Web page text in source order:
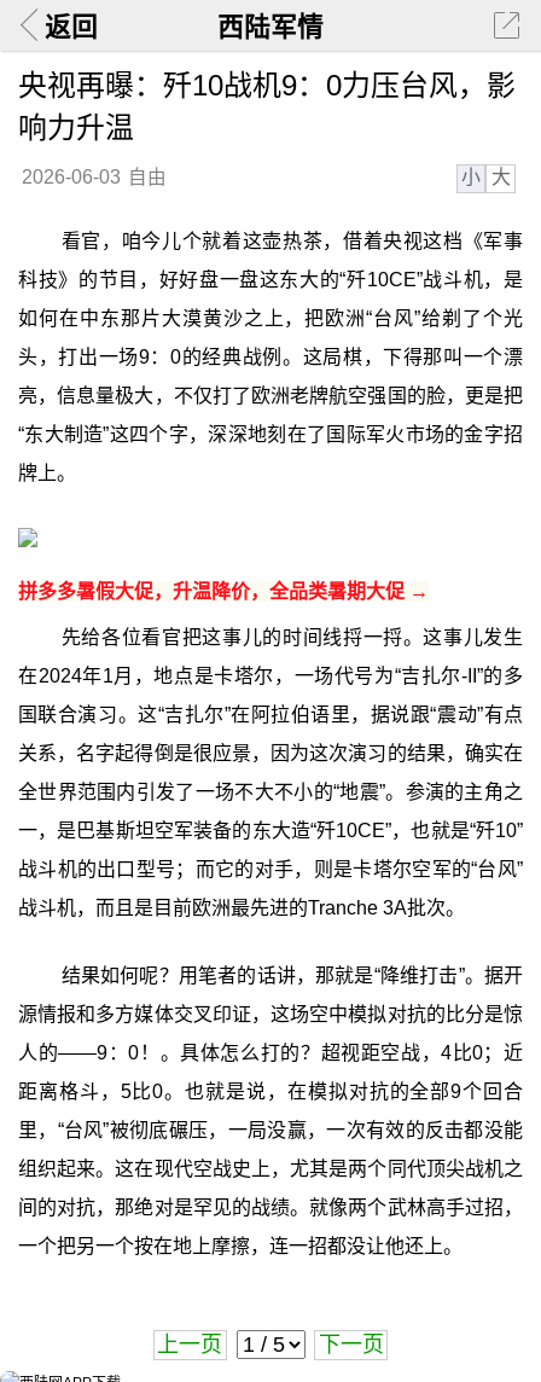
返回 西陆军情
央视再曝：歼10战机9：0力压台风，影
响力升温
2026-06-03 自由 小 大
看官，咱今儿个就着这壶热茶，借着央视这档《军事
科技》的节目，好好盘一盘这东大的“歼10CE”战斗机，是
如何在中东那片大漠黄沙之上，把欧洲“台风”给剃了个光
头，打出一场9：0的经典战例。这局棋，下得那叫一个漂
亮，信息量极大，不仅打了欧洲老牌航空强国的脸，更是把
“东大制造”这四个字，深深地刻在了国际军火市场的金字招
牌上。
拼多多暑假大促，升温降价，全品类暑期大促 →
先给各位看官把这事儿的时间线捋一捋。这事儿发生
在2024年1月，地点是卡塔尔，一场代号为“吉扎尔-II”的多
国联合演习。这“吉扎尔”在阿拉伯语里，据说跟“震动”有点
关系，名字起得倒是很应景，因为这次演习的结果，确实在
全世界范围内引发了一场不大不小的“地震”。参演的主角之
一，是巴基斯坦空军装备的东大造“歼10CE”，也就是“歼10”
战斗机的出口型号；而它的对手，则是卡塔尔空军的“台风”
战斗机，而且是目前欧洲最先进的Tranche 3A批次。
结果如何呢？用笔者的话讲，那就是“降维打击”。据开
源情报和多方媒体交叉印证，这场空中模拟对抗的比分是惊
人的——9：0！。具体怎么打的？超视距空战，4比0；近
距离格斗，5比0。也就是说，在模拟对抗的全部9个回合
里，“台风”被彻底碾压，一局没赢，一次有效的反击都没能
组织起来。这在现代空战史上，尤其是两个同代顶尖战机之
间的对抗，那绝对是罕见的战绩。就像两个武林高手过招，
一个把另一个按在地上摩擦，连一招都没让他还上。
上一页 下一页